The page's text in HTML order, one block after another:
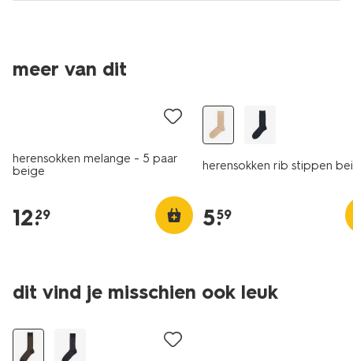
meer van dit
5 paar
herensokken melange - 5 paar
beige
12.
29
herensokken rib stippen
5.
59
dit vind je misschien ook leuk
2+1 gratis 5 paar